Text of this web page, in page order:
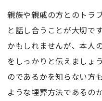
親族や親戚の方とのトラ
と話し合うことが大切で
かもしれませんが、本人
をしっかりと伝えましょ
のであるかを知らない方
ような埋葬方法であるの